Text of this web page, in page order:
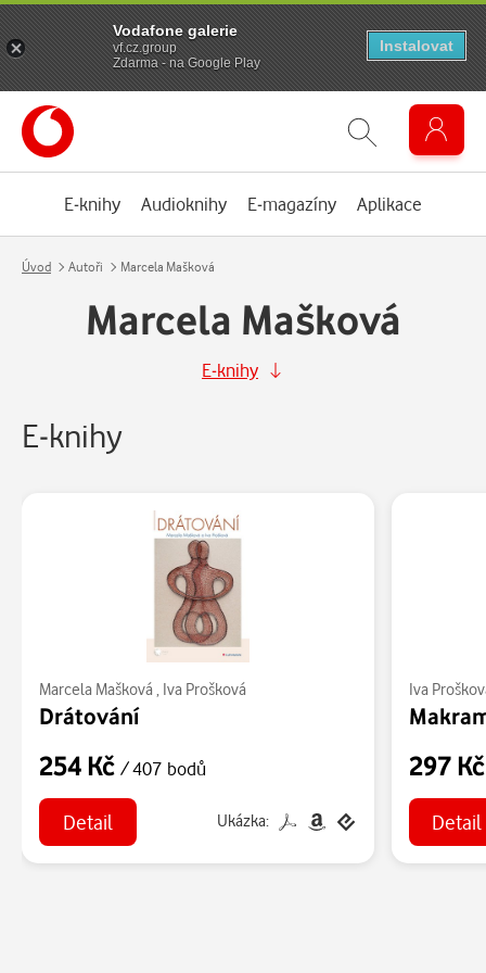
E-knihy Audioknihy E-magazíny Aplikace
Úvod Autoři Marcela Mašková
Marcela Mašková
E-knihy
E-knihy
Marcela Mašková , Iva Prošková
Drátování
254 Kč / 407 bodů
Detail Ukázka:
Iva
297
Detail
Vodafone galerie
vf.cz.group
Zdarma - na Google Play
Instalovat